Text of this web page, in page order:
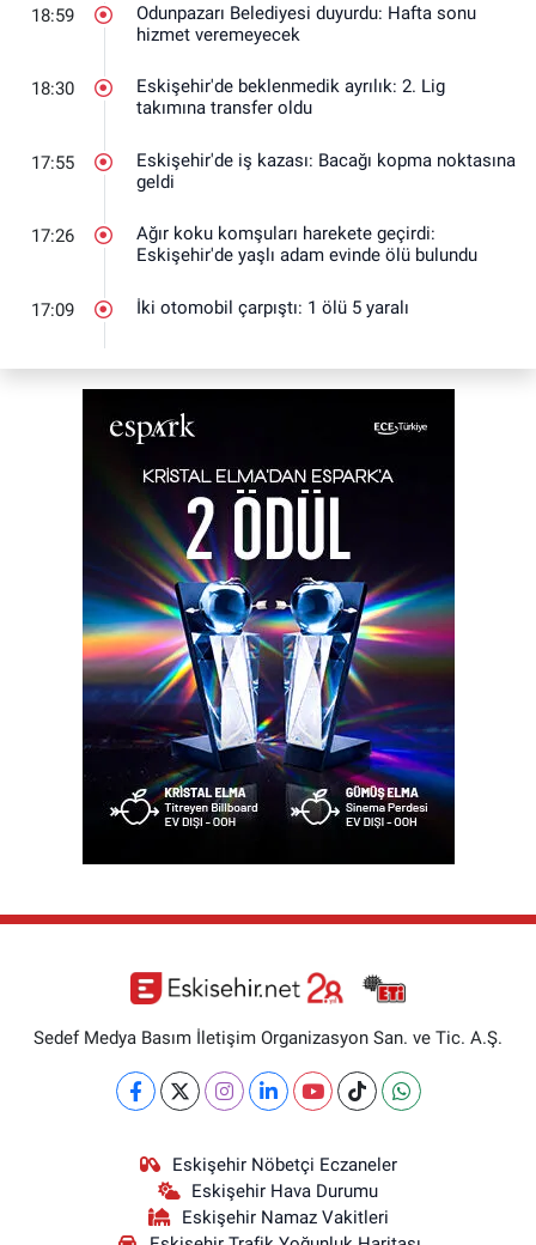
18:59
Odunpazarı Belediyesi duyurdu: Hafta sonu
hizmet veremeyecek
18:30
Eskişehir'de beklenmedik ayrılık: 2. Lig
takımına transfer oldu
17:55
Eskişehir'de iş kazası: Bacağı kopma noktasına
geldi
17:26
Ağır koku komşuları harekete geçirdi:
Eskişehir'de yaşlı adam evinde ölü bulundu
17:09 İki otomobil çarpıştı: 1 ölü 5 yaralı
Sedef Medya Basım İletişim Organizasyon San. ve Tic. A.Ş.
Eskişehir Nöbetçi Eczaneler
Eskişehir Hava Durumu
Eskişehir Namaz Vakitleri